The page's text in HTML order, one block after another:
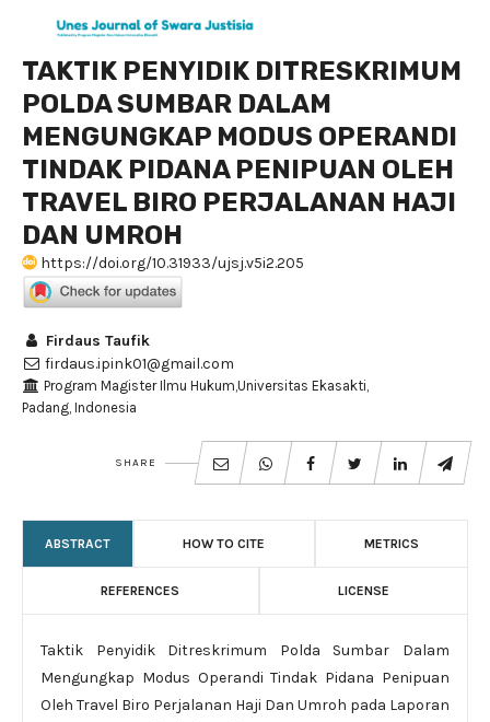
TAKTIK PENYIDIK DITRESKRIMUM
POLDA SUMBAR DALAM
MENGUNGKAP MODUS OPERANDI
TINDAK PIDANA PENIPUAN OLEH
TRAVEL BIRO PERJALANAN HAJI
DAN UMROH
https://doi.org/10.31933/ujsj.v5i2.205
Firdaus Taufik
firdaus.ipink01@gmail.com
Program Magister Ilmu Hukum,Universitas Ekasakti,
Padang, Indonesia
SHARE
ABSTRACT HOW TO CITE METRICS
REFERENCES LICENSE
Taktik Penyidik Ditreskrimum Polda Sumbar Dalam
Mengungkap Modus Operandi Tindak Pidana Penipuan
Oleh Travel Biro Perjalanan Haji Dan Umroh pada Laporan